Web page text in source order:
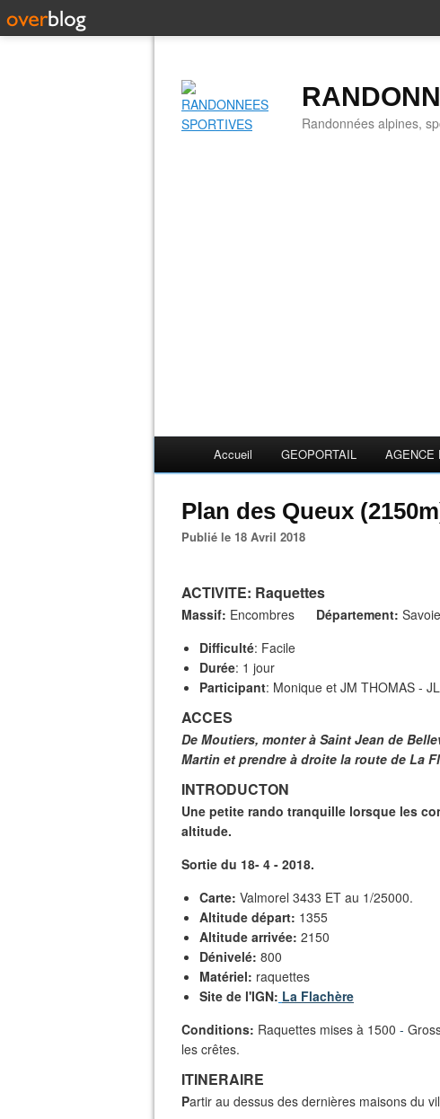
Randonnées alpines,
Accueil GEOPORTAIL AGENCE
Plan des Queux
Publié le 18 Avril 2018
ACTIVITE: Raquettes
Massif: Encombres Département:
Difficulté: Facile
Durée: 1 jour
Participant: Monique et JM THOMAS -
ACCES
De Moutiers, monter à Saint Jean de
Martin et prendre à droite la route de La
INTRODUCTON
Une petite rando tranquille lorsque les
altitude.
Sortie du 18- 4 - 2018.
Carte: Valmorel 3433 ET au 1/25000.
Altitude départ: 1355
Altitude arrivée: 2150
Dénivelé: 800
Matériel: raquettes
Site de l'IGN: La Flachère
Conditions: Raquettes mises à 1500 -
les crêtes.
ITINERAIRE
Partir au dessus des dernières maisons du